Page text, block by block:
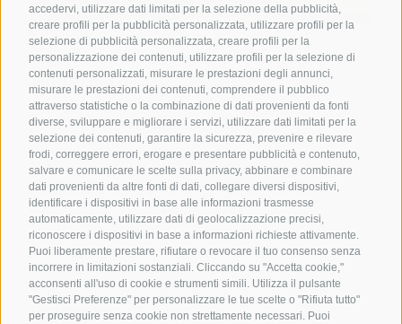
accedervi, utilizzare dati limitati per la selezione della pubblicità,
creare profili per la pubblicità personalizzata, utilizzare profili per la
selezione di pubblicità personalizzata, creare profili per la
personalizzazione dei contenuti, utilizzare profili per la selezione di
contenuti personalizzati, misurare le prestazioni degli annunci,
misurare le prestazioni dei contenuti, comprendere il pubblico
attraverso statistiche o la combinazione di dati provenienti da fonti
diverse, sviluppare e migliorare i servizi, utilizzare dati limitati per la
selezione dei contenuti, garantire la sicurezza, prevenire e rilevare
frodi, correggere errori, erogare e presentare pubblicità e contenuto,
salvare e comunicare le scelte sulla privacy, abbinare e combinare
dati provenienti da altre fonti di dati, collegare diversi dispositivi,
identificare i dispositivi in base alle informazioni trasmesse
automaticamente, utilizzare dati di geolocalizzazione precisi,
riconoscere i dispositivi in base a informazioni richieste attivamente.
Puoi liberamente prestare, rifiutare o revocare il tuo consenso senza
incorrere in limitazioni sostanziali. Cliccando su "Accetta cookie,"
acconsenti all'uso di cookie e strumenti simili. Utilizza il pulsante
"Gestisci Preferenze" per personalizzare le tue scelte o "Rifiuta tutto"
per proseguire senza cookie non strettamente necessari. Puoi
Mercoledì
Funbob by night & serata in rifugio
Via libera ai dormiglioni. La pista da bob su rotaia ai
Baranci è aperta ogni mercoledì, con orario
continuato, fino alle 22:00. Inoltre al rifugio Gigante
Baranci potrai passare una serata degustando
specialità tipiche.
Giro bike tour